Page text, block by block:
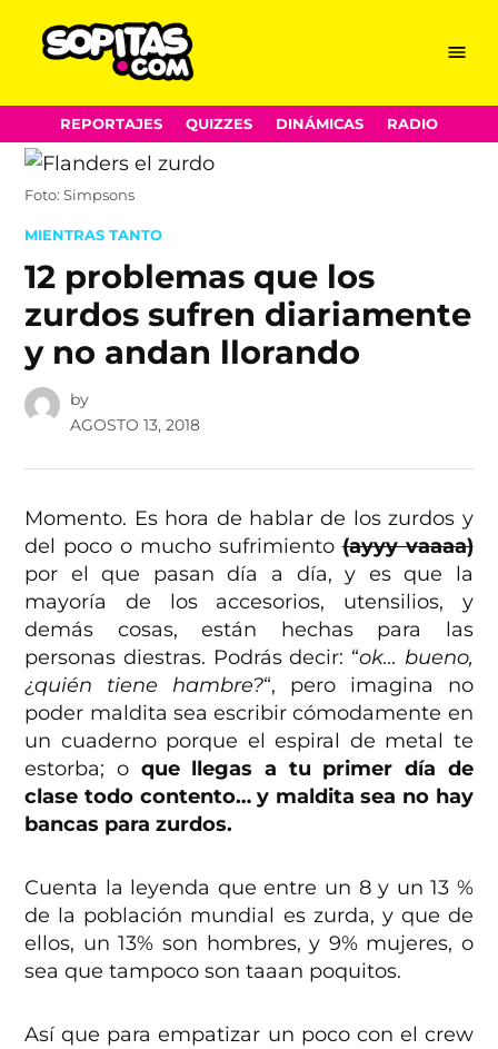
Skip
to
content
Menu
REPORTAJES QUIZZES DINÁMICAS RADIO
Foto: Simpsons
POSTED
MIENTRAS TANTO
12 problemas que los
zurdos sufren diariamente
y no andan llorando
by
AGOSTO 13, 2018
Momento. Es hora de hablar de los zurdos y
del poco o mucho sufrimiento(ayyy vaaaa)
por el que pasan día a día, y es que la
mayoría de los accesorios, utensilios, y
demás cosas, están hechas para las
personas diestras. Podrás decir: “ok… bueno,
¿quién tiene hambre?“, pero imagina no
poder maldita sea escribir cómodamente en
un cuaderno porque el espiral de metal te
estorba; o que llegas a tu primer día de
clase todo contento… y maldita sea no hay
bancas para zurdos.
Cuenta la leyenda que entre un 8 y un 13 %
de la población mundial es zurda, y que de
ellos, un 13% son hombres, y 9% mujeres, o
sea que tampoco son taaan poquitos.
Así que para empatizar un poco con el crew